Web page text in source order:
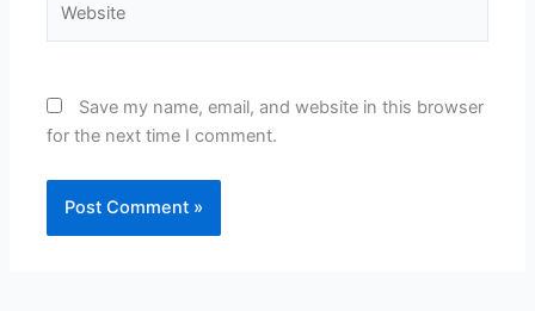
Save my name, email, and website in this browser
for the next time I comment.